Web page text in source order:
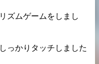
ズムゲームをしまし
っかりタッチしました